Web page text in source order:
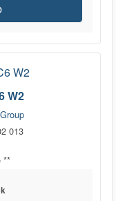
W2
013
**